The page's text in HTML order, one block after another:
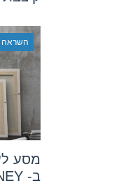
השראה
מסע
ב- MIDJOURNEY?